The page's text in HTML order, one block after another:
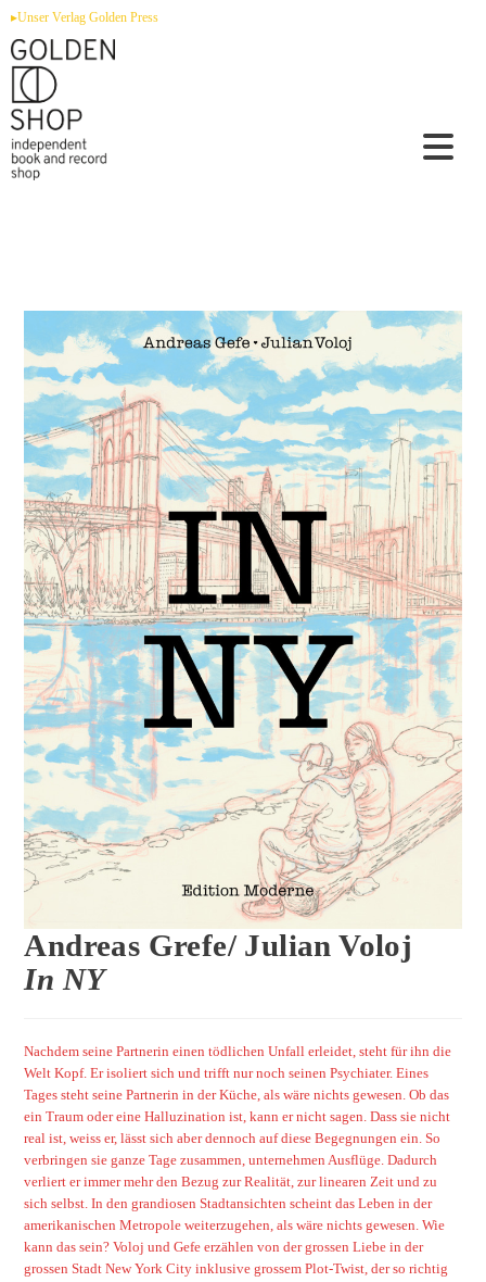
Zum
springen
▸Unser Verlag Golden Press
Andreas Grefe/ Julian Voloj
In NY
Nachdem seine Partnerin einen tödlichen Unfall erleidet, steht für ihn die
Welt Kopf. Er isoliert sich und trifft nur noch seinen Psychiater. Eines
Tages steht seine Partnerin in der Küche, als wäre nichts gewesen. Ob das
ein Traum oder eine Halluzination ist, kann er nicht sagen. Dass sie nicht
real ist, weiss er, lässt sich aber dennoch auf diese Begegnungen ein. So
verbringen sie ganze Tage zusammen, unternehmen Ausflüge. Dadurch
verliert er immer mehr den Bezug zur Realität, zur linearen Zeit und zu
sich selbst. In den grandiosen Stadtansichten scheint das Leben in der
amerikanischen Metropole weiterzugehen, als wäre nichts gewesen. Wie
kann das sein? Voloj und Gefe erzählen von der grossen Liebe in der
grossen Stadt New York City inklusive grossem Plot-Twist, der so richtig